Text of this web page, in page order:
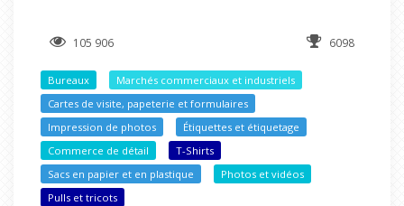
105 906 6098
Bureaux
Marchés commerciaux et industriels
Cartes de visite, papeterie et formulaires
Impression de photos
Étiquettes et étiquetage
Commerce de détail
T-Shirts
Sacs en papier et en plastique
Photos et vidéos
Pulls et tricots